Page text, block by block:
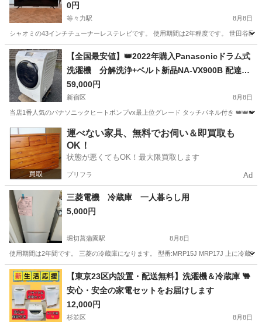
0円
等々力駅 8月8日
シャオミの43インチチューナーレステレビです。 使用期間は2年程度です。 世田谷
東京 世田谷区 等々力駅
【全国最安値】👑2022年購入Panasonicドラム式
洗濯機 分解洗浄+ベルト新品NA-VX900B 配達無
料
59,000円
新宿区 8月8日
当店1番人気のパナソニックヒートポンプvx最上位グレード タッチパネル付き 👑👑👑
東京 新宿区 生活家電 ドラム式洗濯機
運べない家具、無料でお伺い＆即買取も
OK！
状態が悪くてもOK！最大限買取します
プリフラ Ad
三菱電機 冷蔵庫 一人暮らし用
5,000円
堀切菖蒲園駅 8月8日
使用期間は2年間です。 三菱の冷蔵庫になります。 型番:MRP15J MRP17J 上に冷蔵
東京 葛飾区 堀切菖蒲園駅 キッチン家電
【東京23区内設置・配送無料】洗濯機＆冷蔵庫 🐫
安心・安全の家電セットをお届けします
12,000円
杉並区 8月8日